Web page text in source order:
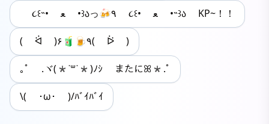
‎‎ ૮꒰˵• ﻌ •꒱აっ🍻٩‎ ૮꒰• ﻌ •˵꒱ა KP~！！
( ᐛ )۶🧃🍺٩( ᐖ )
｡ﾟ .ヾ(*˙꒳˙*)ﾉｼ またにꕤ*.ﾟ
\( ･ω･ )/ﾊﾞｲﾊﾞｲ